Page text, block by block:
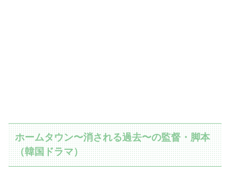
ホームタウン〜消される過去〜の監督・脚本
（韓国ドラマ）